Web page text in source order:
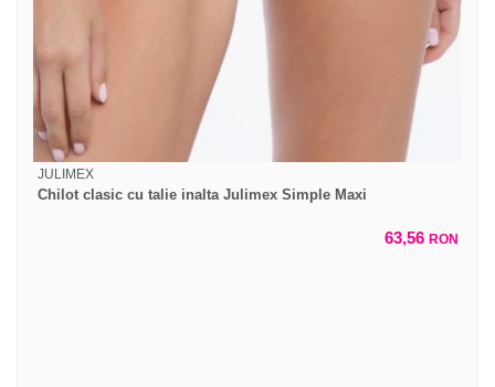
JULIMEX
Chilot clasic cu talie inalta Julimex Simple Maxi
63,56 RON